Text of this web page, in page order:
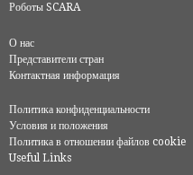
Роботы SCARA
О нас
Представители стран
Контактная информация
Политика конфиденциальности
Условия и положения
Политика в отношении файлов cookie
Useful Links